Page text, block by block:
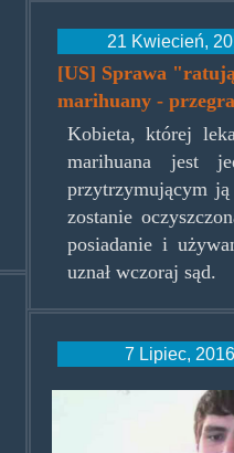
21 Kwiecień,
[US] Sprawa
marihuany -
Kobieta, której
marihuana jest
przytrzymującym
zostanie
posiadanie i
uznał wczoraj sąd.
7 Lipiec,